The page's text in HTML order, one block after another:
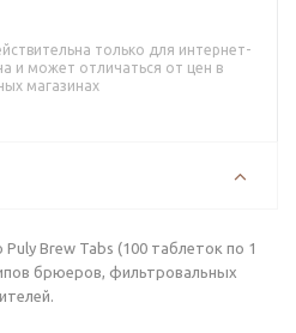
только для интернет-
и может отличаться от цен в
магазинах
Brew Tabs (100 таблеток по 1
брюеров, фильтровальных